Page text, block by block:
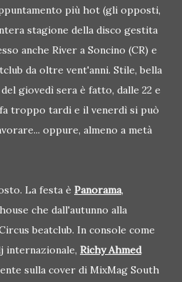
più hot (gli opposti,
stagione della disco gestita
anche River a Soncino (CR) e
da oltre vent'anni. Stile, bella
giovedì sera è fatto, dalle 22 e
troppo tardi e il venerdì si può
oppure, almeno a metà
La festa è Panorama,
che dall'autunno alla
beatclub. In console come
internazionale, Richy Ahmed
sulla cover di MixMag South